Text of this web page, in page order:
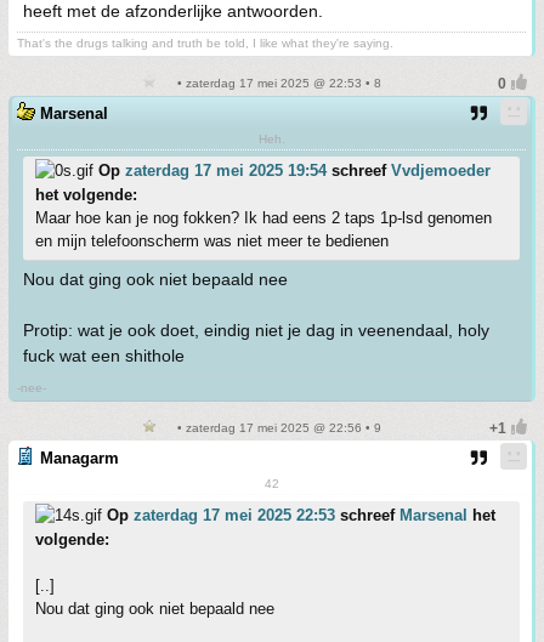
heeft met de afzonderlijke antwoorden.
That's the drugs talking and truth be told, I like what they're saying.
• zaterdag 17 mei 2025 @ 22:53 • 8
Marsenal
Heh.
Op zaterdag 17 mei 2025 19:54schreef Vvdjemoeder
het volgende:
Maar hoe kan je nog fokken? Ik had eens 2 taps 1p-lsd genomen
en mijn telefoonscherm was niet meer te bedienen
Nou dat ging ook niet bepaald nee
Protip: wat je ook doet, eindig niet je dag in veenendaal, holy
fuck wat een shithole
-nee-
• zaterdag 17 mei 2025 @ 22:56 • 9
Managarm
42
Op zaterdag 17 mei 2025 22:53 schreef Marsenal het
volgende:
[..]
Nou dat ging ook niet bepaald nee